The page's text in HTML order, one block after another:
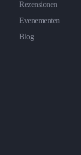
Rezensionen
Evenementen
Blog